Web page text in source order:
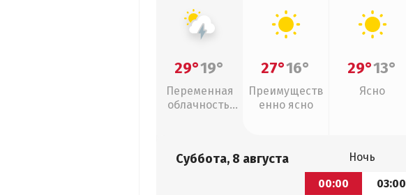
29°19°
Переменная
облачность,
27°16°
Преимуществ
енно ясно
29°13°
Ясно
Суббота, 8 августа Ночь
00:00
03:00